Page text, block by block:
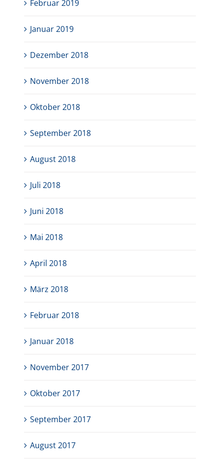
Februar 2019
Januar 2019
Dezember 2018
November 2018
Oktober 2018
September 2018
August 2018
Juli 2018
Juni 2018
Mai 2018
April 2018
März 2018
Februar 2018
Januar 2018
November 2017
Oktober 2017
September 2017
August 2017